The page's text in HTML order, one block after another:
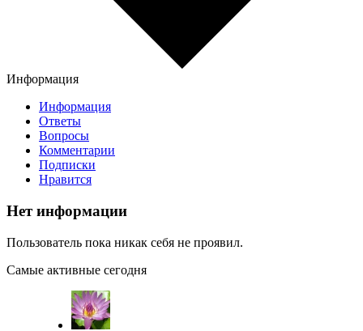
Информация
Информация
Ответы
Вопросы
Комментарии
Подписки
Нравится
Нет информации
Пользователь пока никак себя не проявил.
Самые активные сегодня